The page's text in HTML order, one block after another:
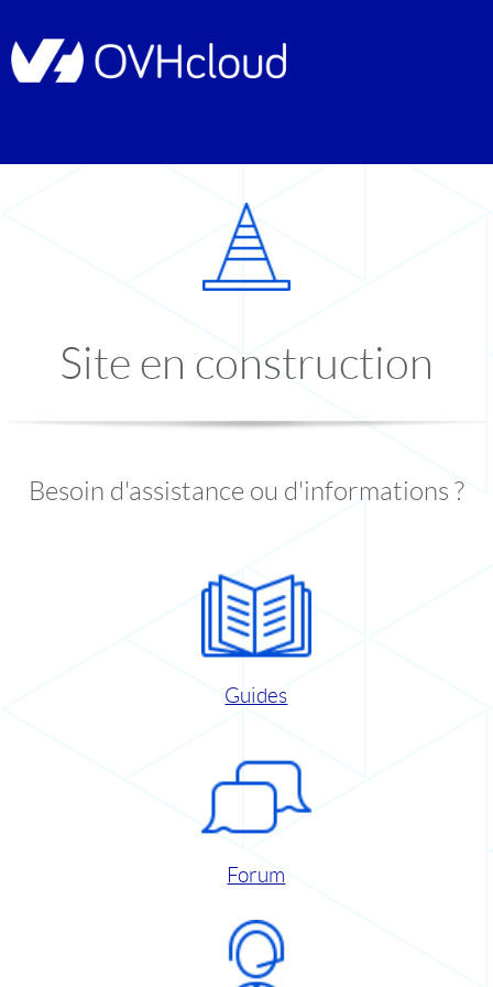
Site en construction
Besoin d'assistance ou d'informations ?
Guides
Forum